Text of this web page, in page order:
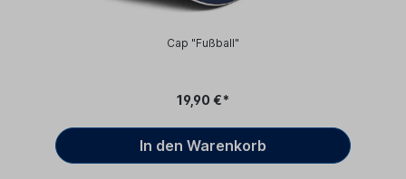
Cap "Fußball"
19,90 €*
In den Warenkorb